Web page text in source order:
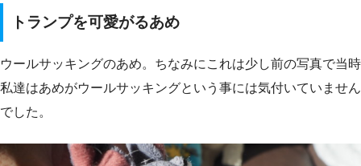
トランプを可愛がるあめ
ウールサッキングのあめ。ちなみにこれは少し前の写真で当時
私達はあめがウールサッキングという事には気付いていません
でした。